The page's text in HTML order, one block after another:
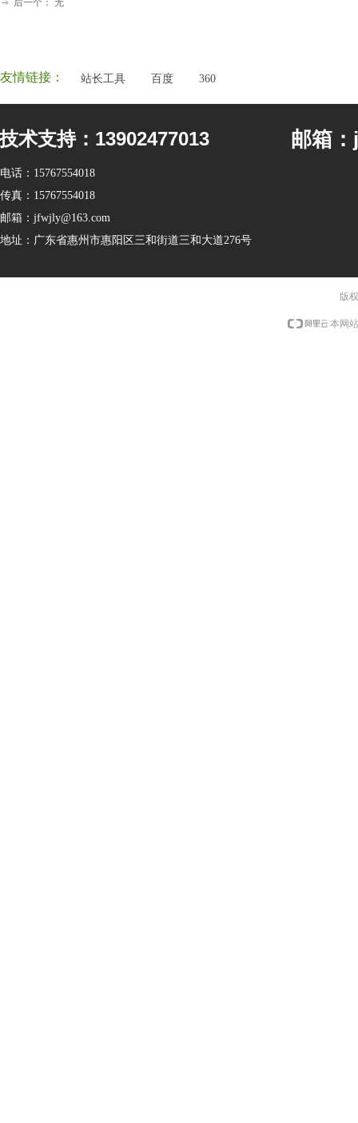
ꁹ 后一个： 无
邮箱
技术支持：13902477013
电话： 15767554018
传真： 15767554018
邮箱： jfwjly@163.com
地址： 广东省惠州市惠阳区三和街道三和大道276号
友情链接： 站长工具 百度 360
版
本网